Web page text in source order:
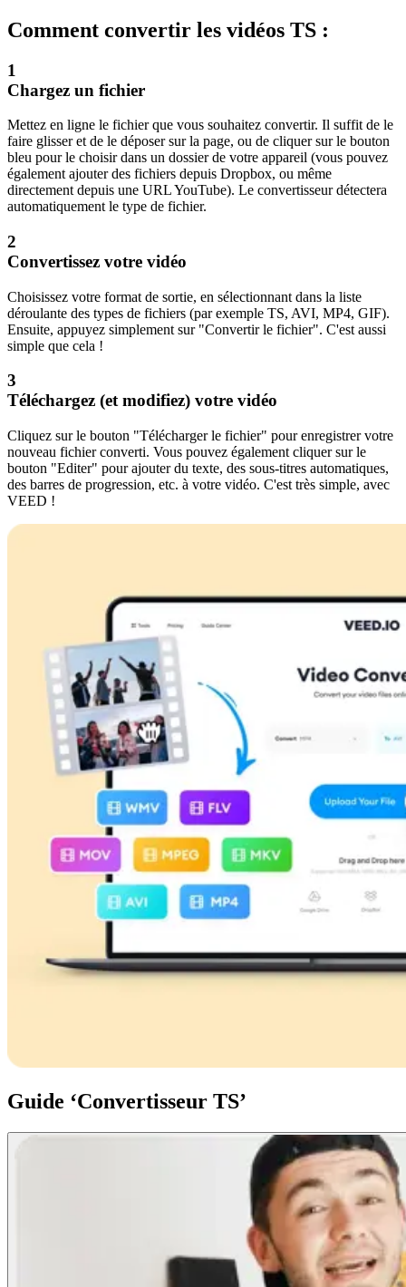
Comment convertir les vidéos TS :
1
Chargez un fichier
Mettez en ligne le fichier que vous souhaitez convertir. Il suffit de le
faire glisser et de le déposer sur la page, ou de cliquer sur le bouton
bleu pour le choisir dans un dossier de votre appareil (vous pouvez
également ajouter des fichiers depuis Dropbox, ou même
directement depuis une URL YouTube). Le convertisseur détectera
automatiquement le type de fichier.
2
Convertissez votre vidéo
Choisissez votre format de sortie, en sélectionnant dans la liste
déroulante des types de fichiers (par exemple TS, AVI, MP4, GIF).
Ensuite, appuyez simplement sur "Convertir le fichier". C'est aussi
simple que cela !
3
Téléchargez (et modifiez) votre vidéo
Cliquez sur le bouton "Télécharger le fichier" pour enregistrer votre
nouveau fichier converti. Vous pouvez également cliquer sur le
bouton "Editer" pour ajouter du texte, des sous-titres automatiques,
des barres de progression, etc. à votre vidéo. C'est très simple, avec
VEED !
Guide ‘Convertisseur TS’